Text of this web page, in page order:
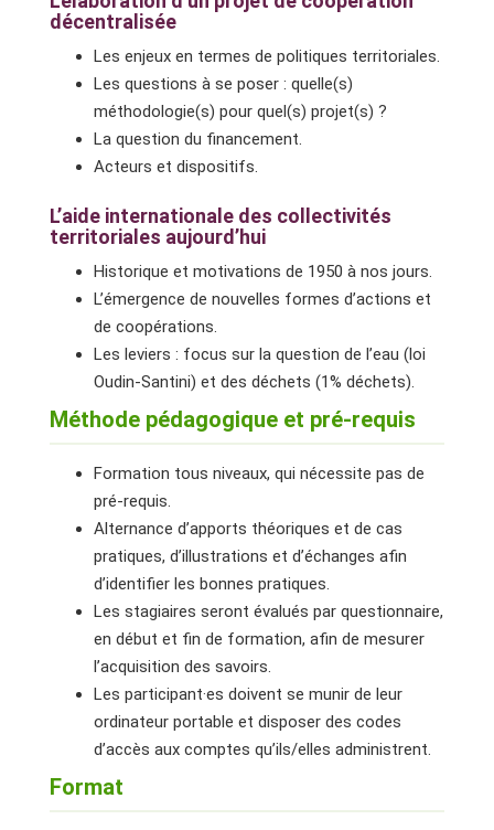
décentralisée
Les enjeux en termes de politiques territoriales.
Les questions à se poser : quelle(s)
méthodologie(s) pour quel(s) projet(s) ?
La question du financement.
Acteurs et dispositifs.
L’aide internationale des collectivités
territoriales aujourd’hui
Historique et motivations de 1950 à nos jours.
L’émergence de nouvelles formes d’actions et
de coopérations.
Les leviers : focus sur la question de l’eau (loi
Oudin-Santini) et des déchets (1% déchets).
Méthode pédagogique et pré-requis
Formation tous niveaux, qui nécessite pas de
pré-requis.
Alternance d’apports théoriques et de cas
pratiques, d’illustrations et d’échanges afin
d’identifier les bonnes pratiques.
Les stagiaires seront évalués par questionnaire,
en début et fin de formation, afin de mesurer
l’acquisition des savoirs.
Les participant·es doivent se munir de leur
ordinateur portable et disposer des codes
d’accès aux comptes qu’ils/elles administrent.
Format